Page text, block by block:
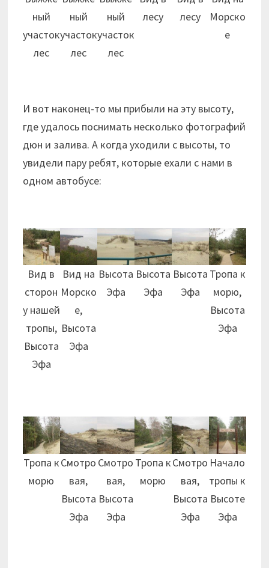
ный
участок
лес
ный
участок
лес
ный
участок
лес
лесу
лесу
Морско
е
И вот наконец-то мы прибыли на эту высоту,
где удалось поснимать несколько фотографий
дюн и залива. А когда уходили с высоты, то
увидели пару ребят, которые ехали с нами в
одном автобусе:
Вид в
сторон
у нашей
тропы,
Высота
Эфа
Вид на
Морско
е,
Высота
Эфа
Высота
Эфа
Высота
Эфа
Высота
Эфа
Тропа к
морю,
Высота
Эфа
Тропа к
морю
Смотро
вая,
Высота
Эфа
Смотро
вая,
Высота
Эфа
Тропа к
морю
Смотро
вая,
Высота
Эфа
Начало
тропы к
Высоте
Эфа